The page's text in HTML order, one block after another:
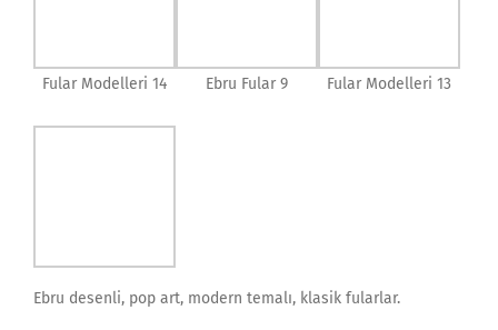
Fular Modelleri 14 Ebru Fular 9 Fular Modelleri 13
Ebru desenli, pop art, modern temalı, klasik fularlar.